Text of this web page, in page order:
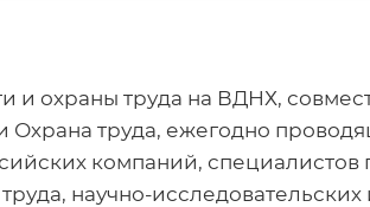
и охраны труда на ВДНХ,
Охрана труда, ежегодно
компаний,
научно-